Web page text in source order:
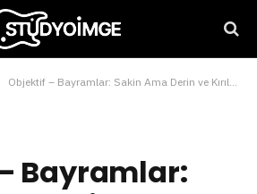
Objektif – Bayramlar: Sakin Ama Derin ve Kırılgan Bir Hikaye
Bayramlar: